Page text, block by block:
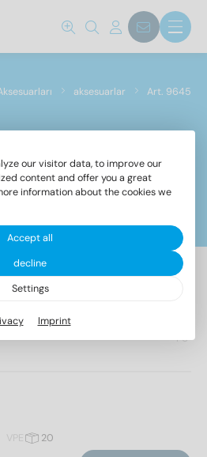
aksesuarlar Art. 9645
PU
VPE
20
our visitor data, to improve our
content and offer you a great
information about the cookies we
Accept all
decline
Settings
Imprint